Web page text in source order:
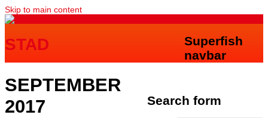
Skip to main content
STAD
Search form
Superfish
navbar
SEPTEMBER
2017